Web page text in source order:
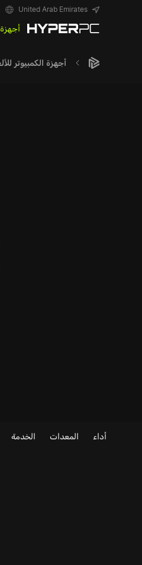
United Arab Emirates
أجهزة
أجهزة الكمبيوتر
أداء المعدات الخدمة